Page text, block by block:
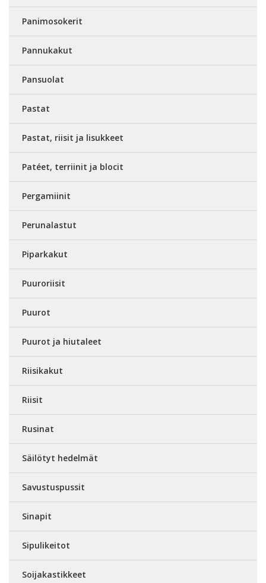
Panimosokerit
Pannukakut
Pansuolat
Pastat
Pastat, riisit ja lisukkeet
Patéet, terriinit ja blocit
Pergamiinit
Perunalastut
Piparkakut
Puuroriisit
Puurot
Puurot ja hiutaleet
Riisikakut
Riisit
Rusinat
Säilötyt hedelmät
Savustuspussit
Sinapit
Sipulikeitot
Soijakastikkeet